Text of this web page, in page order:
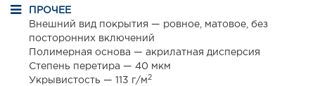
ПРОЧЕЕ
Внешний вид покрытия — ровное, матовое, без
посторонних включений
Полимерная основа — акрилатная дисперсия
Степень перетира — 40 мкм
Укрывистость — 113 г/м 2